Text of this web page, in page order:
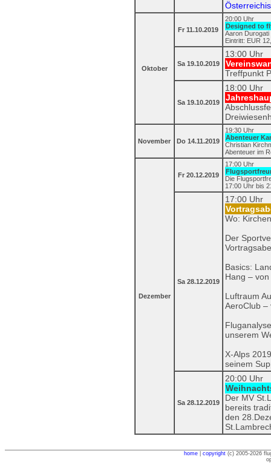
Oktober
Fr 11.10.2019
20:00 Uhr
Designed to
Aaron Durogati
Eintritt: EUR
Sa 19.10.2019
13:00 Uhr
Treffpunkt
Sa 19.10.2019
18:00 Uhr
November Do 14.11.2019
19:30 Uhr
Abenteuer
Christian
Abenteuer im
Dezember
Fr 20.12.2019
17:00 Uhr
Die
17:00 Uhr bis
Sa 28.12.2019
17:00 Uhr
Wo:
Der
Basics:
Hang –
Luftraum
AeroClub –
unserem
X-Alps
seinem
Sa 28.12.2019
20:00 Uhr
Der MV
bereits
den
home| copyright(c) 2005-2026